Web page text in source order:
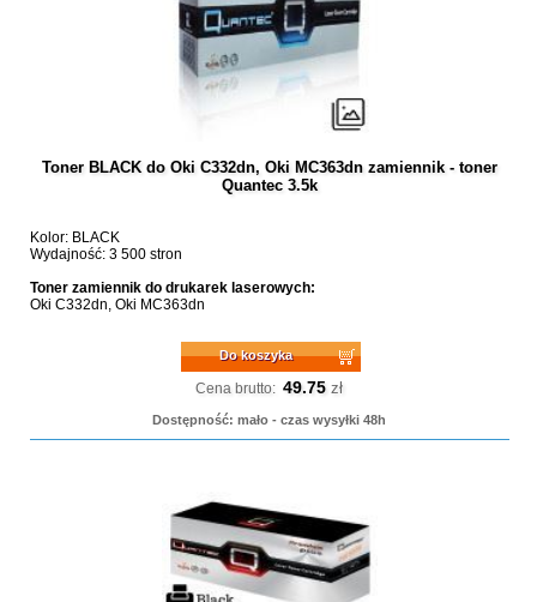
Toner BLACK do Oki C332dn, Oki MC363dn zamiennik - toner
Quantec 3.5k
Kolor: BLACK
Wydajność: 3 500 stron
Toner zamiennik do drukarek laserowych:
Oki C332dn, Oki MC363dn
Do koszyka
Cena brutto: 49.75 zł
Dostępność: mało - czas wysyłki 48h